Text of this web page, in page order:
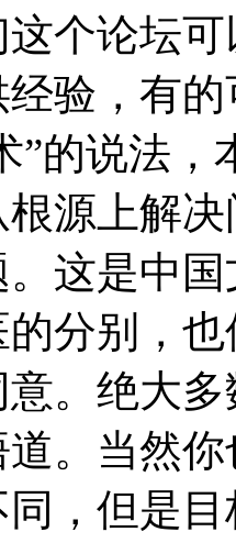
个论坛
验，有
”的说法
源上解
这是中
分别，
意。绝大
。当然
，但是